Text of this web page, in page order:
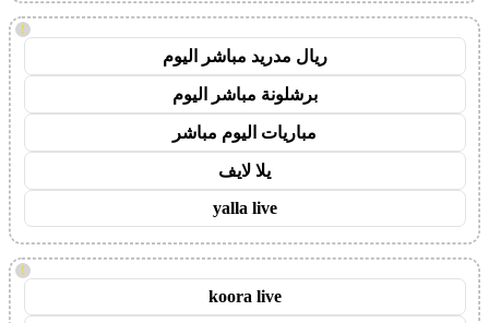
!
ريال مدريد مباشر اليوم
برشلونة مباشر اليوم
مباريات اليوم مباشر
يلا لايف
yalla live
!
koora live